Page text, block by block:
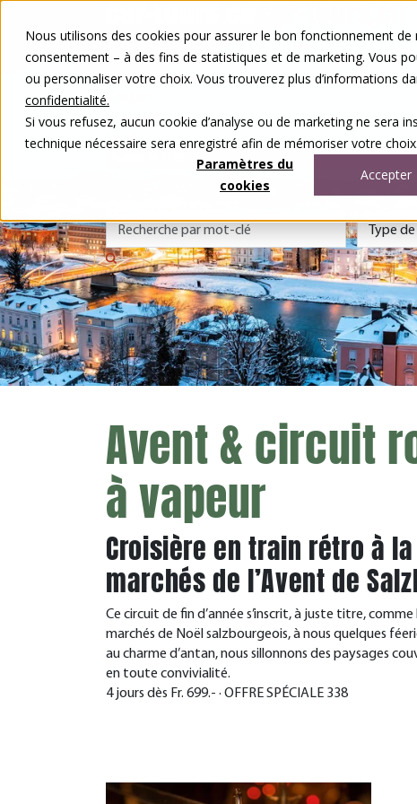
Nous utilisons des cookies pour assurer le bon fonctionnement
consentement – à des fins de statistiques et de marketing. Vous
ou personnaliser votre choix. Vous trouverez plus d’informations
confidentialité.
Si vous refusez, aucun cookie d’analyse ou de marketing ne sera
technique nécessaire sera enregistré afin de mémoriser votre choix.
Paramètres du
cookies
Accepter
Nos voyages
Autour du voyage
A notre sujet
Concours
FR
Avent & circuit
à vapeur
Croisière en train rétro à
marchés de l’Avent de
Ce circuit de fin d’année s’inscrit, à juste titre, comme
marchés de Noël salzbourgeois, à nous quelques
au charme d’antan, nous sillonnons des paysages
en toute convivialité.
4 jours dès Fr. 699.- · OFFRE SPÉCIALE 338